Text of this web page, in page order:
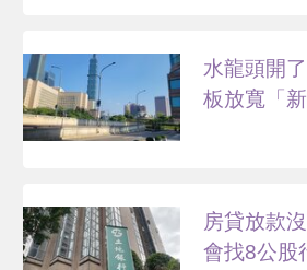
水龍頭開
板放寬「
房貸放款
會找8公股